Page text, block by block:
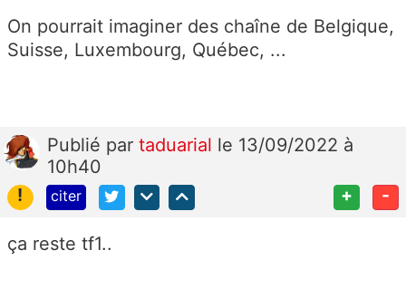
On pourrait imaginer des chaîne de Belgique,
Suisse, Luxembourg, Québec, ...
Publié par taduarial le 13/09/2022 à
10h40
!
citer + -
ça reste tf1..